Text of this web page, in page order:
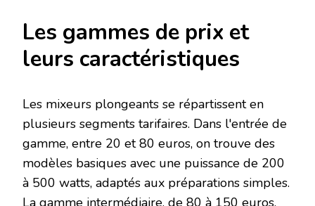
Les gammes de prix et
leurs caractéristiques
Les mixeurs plongeants se répartissent en
plusieurs segments tarifaires. Dans l'entrée de
gamme, entre 20 et 80 euros, on trouve des
modèles basiques avec une puissance de 200
à 500 watts, adaptés aux préparations simples.
La gamme intermédiaire, de 80 à 150 euros,